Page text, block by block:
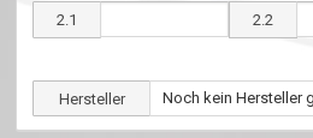
2.1 2.2
Hersteller